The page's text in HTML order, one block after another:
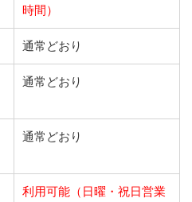
時間）
通常どおり
通常どおり
通常どおり
利用可能（日曜・祝日営業